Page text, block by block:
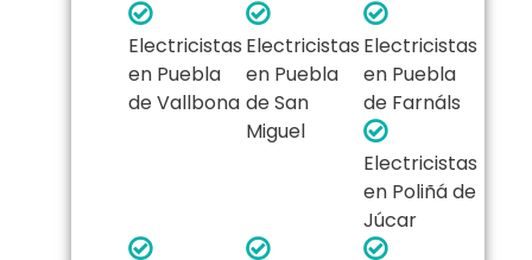
Electricistas
en Puebla
de Vallbona
Electricistas
en Puebla
de San
Miguel
Electricistas
en Puebla
de Farnáls
Electricistas
en Poliñá de
Júcar